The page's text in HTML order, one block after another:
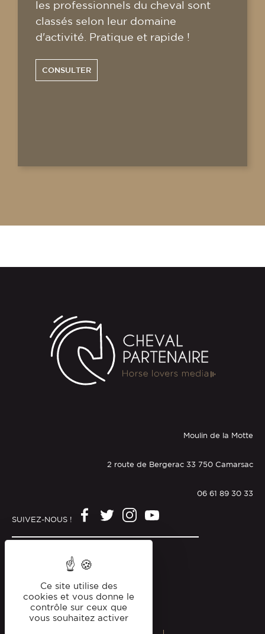
les professionnels du cheval sont
classés selon leur domaine
d'activité. Pratique et rapide !
CONSULTER
Moulin de la Motte
2 route de Bergerac 33 750 Camarsac
06 61 89 30 33
SUIVEZ-NOUS !
Politique de confidentialité
Ce site utilise des
cookies et vous donne le
contrôle sur ceux que
vous souhaitez activer